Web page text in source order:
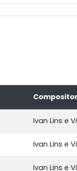
Ivan Lins e
Ivan Lins e
Ivan Lins e